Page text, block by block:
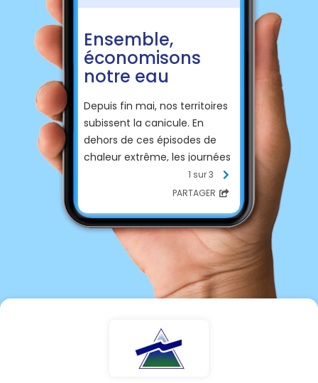
Ensemble,
économisons
notre eau
Depuis fin mai, nos territoires
subissent la canicule. En
dehors de ces épisodes de
chaleur extrême, les journées
restent très chaudes et la
pluie rare. Dans ce contexte, il
collective d’agir pour
économiser et préserver l’eau
que nous utilisons.
En complément des
restrictions d’usage de l’eau
préfectoral, nous vous
rappelons quelques règles de
bon sens pour que chaque
1 sur 3
PARTAGER